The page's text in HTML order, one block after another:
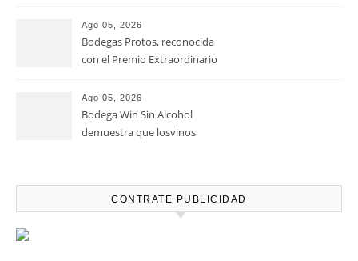
Ago 05, 2026
Bodegas Protos, reconocida
con el Premio Extraordinario
casi un siglo de excelencia
vitivinícola
Ago 05, 2026
Bodega Win Sin Alcohol
demuestra que losvinos
en el viñedo
CONTRATE PUBLICIDAD